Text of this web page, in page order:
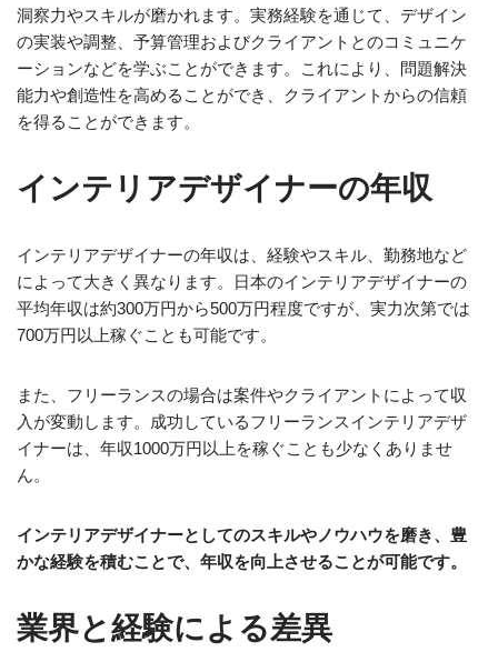
洞察力やスキルが磨かれます。実務経験を通じて、デザイン
の実装や調整、予算管理およびクライアントとのコミュニケ
ーションなどを学ぶことができます。これにより、問題解決
能力や創造性を高めることができ、クライアントからの信頼
を得ることができます。
インテリアデザイナーの年収
インテリアデザイナーの年収は、経験やスキル、勤務地など
によって大きく異なります。日本のインテリアデザイナーの
平均年収は約300万円から500万円程度ですが、実力次第では
700万円以上稼ぐことも可能です。
また、フリーランスの場合は案件やクライアントによって収
入が変動します。成功しているフリーランスインテリアデザ
イナーは、年収1000万円以上を稼ぐことも少なくありませ
ん。
インテリアデザイナーとしてのスキルやノウハウを磨き、豊
かな経験を積むことで、年収を向上させることが可能です。
業界と経験による差異